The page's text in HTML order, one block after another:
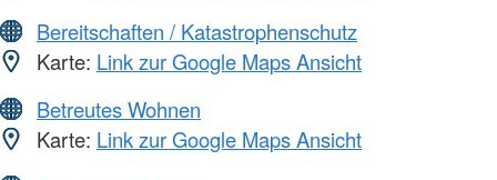
Bereitschaften / Katastrophenschutz
Karte: Link zur Google Maps Ansicht
Betreutes Wohnen
Karte: Link zur Google Maps Ansicht